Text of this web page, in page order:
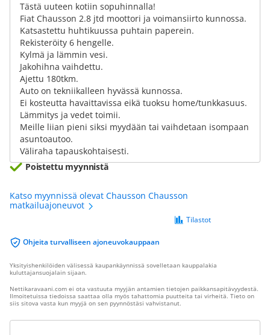
Tästä uuteen kotiin sopuhinnalla!
Fiat Chausson 2.8 jtd moottori ja voimansiirto kunnossa.
Katsastettu huhtikuussa puhtain paperein.
Rekisteröity 6 hengelle.
Kylmä ja lämmin vesi.
Jakohihna vaihdettu.
Ajettu 180tkm.
Auto on tekniikalleen hyvässä kunnossa.
Ei kosteutta havaittavissa eikä tuoksu home/tunkkasuus.
Lämmitys ja vedet toimii.
Meille liian pieni siksi myydään tai vaihdetaan isompaan
asuntoautoo.
Väliraha tapauskohtaisesti.
Poistettu myynnistä
Katso myynnissä olevat Chausson Chausson
matkailuajoneuvot
Ohjeita turvalliseen ajoneuvokauppaan
Tilastot
Yksityishenkilöiden välisessä kaupankäynnissä sovelletaan kauppalakia
kuluttajansuojalain sijaan.
Nettikaravaani.com ei ota vastuuta myyjän antamien tietojen paikkansapitävyydestä.
Ilmoitetuissa tiedoissa saattaa olla myös tahattomia puutteita tai virheitä. Tieto on
siis sitova vasta kun myyjä on sen pyynnöstäsi vahvistanut.